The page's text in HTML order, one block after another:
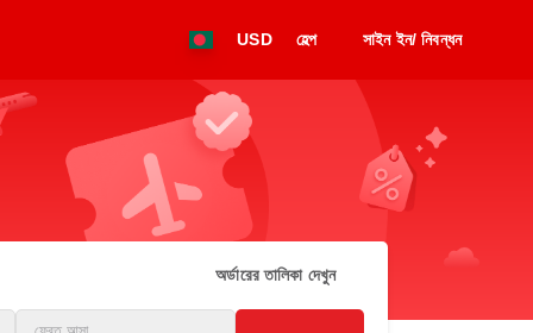
USD হেল্প সাইন ইন/ নিবন্ধন
অর্ডারের তালিকা দেখুন